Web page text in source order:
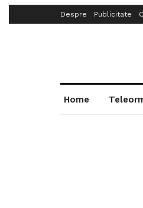
Despre Publicitate
Home